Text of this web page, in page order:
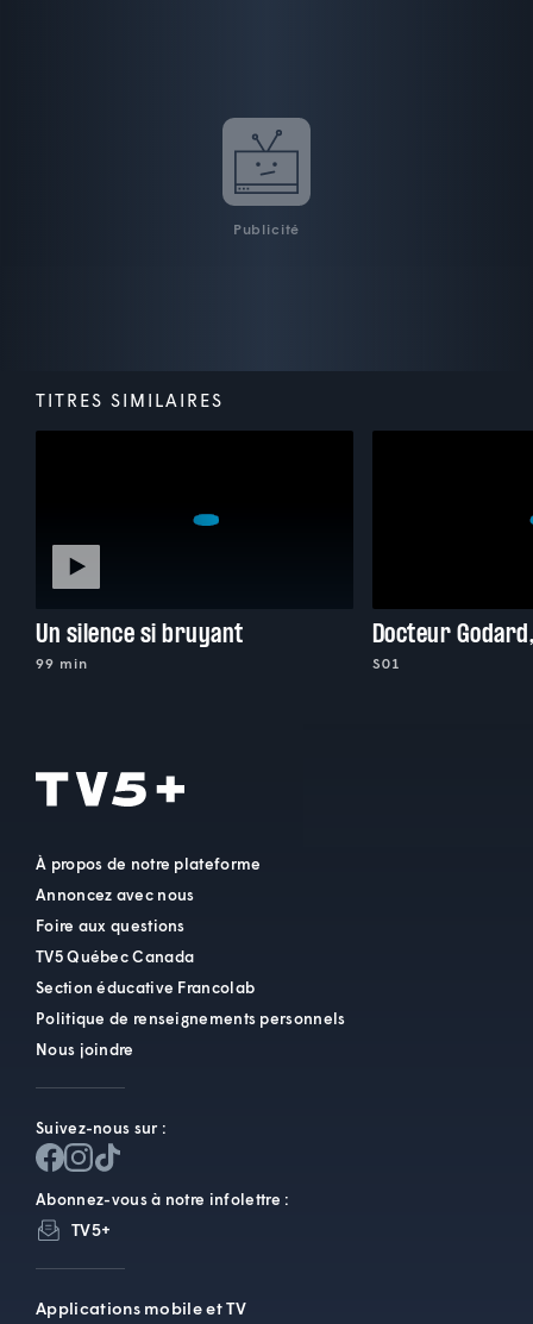
Publicité
TITRES SIMILAIRES
Un silence si bruyant
99 min S01
À propos de notre plateforme
Annoncez avec nous
Foire aux questions
TV5 Québec Canada
Section éducative Francolab
Politique de renseignements personnels
Nous joindre
Suivez-nous sur :
Abonnez-vous à notre infolettre :
TV5+
Applications mobile et TV